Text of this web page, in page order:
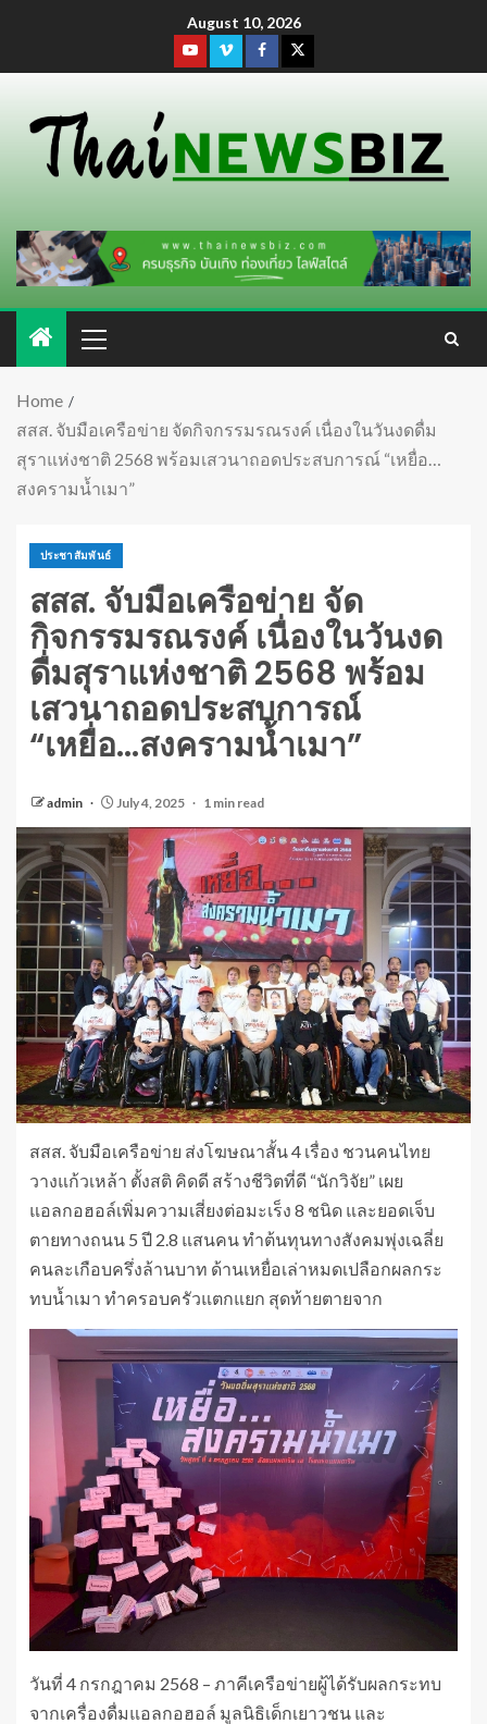
August 10, 2026
Home
สสส. จับมือเครือข่าย จัดกิจกรรมรณรงค์ เนื่องในวันงดดื่ม
สุราแห่งชาติ 2568 พร้อมเสวนาถอดประสบการณ์ “เหยื่อ…
สงครามน้ำเมา”
ประชาสัมพันธ์
สสส. จับมือเครือข่าย จัด
กิจกรรมรณรงค์ เนื่องในวันงด
ดื่มสุราแห่งชาติ 2568 พร้อม
เสวนาถอดประสบการณ์
“เหยื่อ…สงครามน้ำเมา”
admin July 4, 2025 1 min read
สสส. จับมือเครือข่าย ส่งโฆษณาสั้น 4 เรื่อง ชวนคนไทย
วางแก้วเหล้า ตั้งสติ คิดดี สร้างชีวิตที่ดี “นักวิจัย” เผย
แอลกอฮอล์เพิ่มความเสี่ยงต่อมะเร็ง 8 ชนิด และยอดเจ็บ
ตายทางถนน 5 ปี 2.8 แสนคน ทำต้นทุนทางสังคมพุ่งเฉลี่ย
คนละเกือบครึ่งล้านบาท ด้านเหยื่อเล่าหมดเปลือกผลกระ
ทบน้ำเมา ทำครอบครัวแตกแยก สุดท้ายตายจาก
วันที่ 4 กรกฎาคม 2568 – ภาคีเครือข่ายผู้ได้รับผลกระทบ
จากเครื่องดื่มแอลกอฮอล์ มูลนิธิเด็กเยาวชน และ